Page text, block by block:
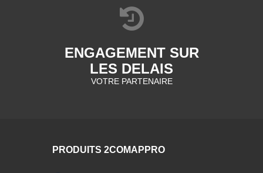
ENGAGEMENT SUR
LES DELAIS
VOTRE PARTENAIRE
PRODUITS 2COMAPPRO